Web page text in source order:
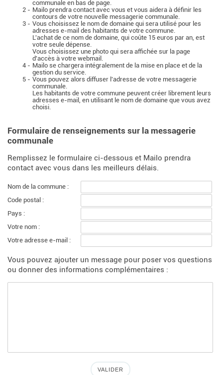
communale en bas de page.
2 - Mailo prendra contact avec vous et vous aidera à définir les
contours de votre nouvelle messagerie communale.
3 - Vous choisissez le nom de domaine qui sera utilisé pour les
adresses e-mail des habitants de votre commune.
L'achat de ce nom de domaine, qui coûte 15 euros par an, est
votre seule dépense.
Vous choisissez une photo qui sera affichée sur la page
d'accès à votre webmail.
4 - Mailo se chargera intégralement de la mise en place et de la
gestion du service.
5 - Vous pouvez alors diffuser l'adresse de votre messagerie
communale.
Les habitants de votre commune peuvent créer librement leurs
adresses e-mail, en utilisant le nom de domaine que vous avez
choisi.
Formulaire de renseignements sur la messagerie
communale
Remplissez le formulaire ci-dessous et Mailo prendra
contact avec vous dans les meilleurs délais.
Nom de la commune :
Code postal :
Pays :
Votre nom :
Votre adresse e-mail :
Vous pouvez ajouter un message pour poser vos questions
ou donner des informations complémentaires :